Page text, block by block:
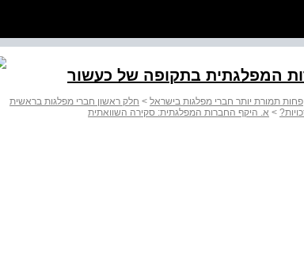
פחות תמורת יותר חברי מפלגות בישראל > חלק ראשון חברי מפלגות בראשית
> א. היקף החברות המפלגתית: סקירה השוואתית